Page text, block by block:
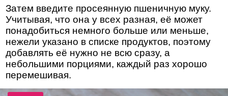
Затем введите просеянную пшеничную муку.
Учитывая, что она у всех разная, её может
понадобиться немного больше или меньше,
нежели указано в списке продуктов, поэтому
добавлять её нужно не всю сразу, а
небольшими порциями, каждый раз хорошо
перемешивая.